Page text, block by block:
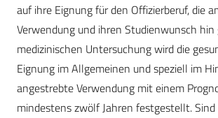
auf ihre Eignung für den Offizierberuf, die
Verwendung und ihren Studienwunsch
medizinischen Untersuchung wird die
Eignung im Allgemeinen und speziell im
angestrebte Verwendung mit einem
mindestens zwölf Jahren festgestellt. Sind